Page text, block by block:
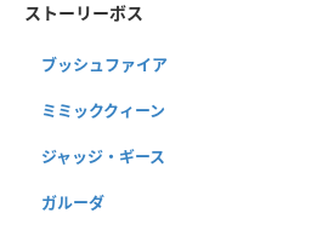
ストーリーボス
ブッシュファイア
ミミッククィーン
ジャッジ・ギース
ガルーダ